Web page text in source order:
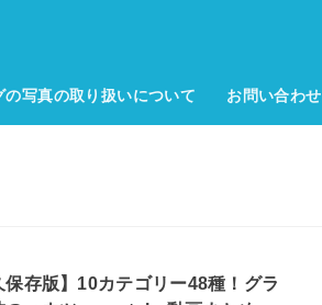
写真の取り扱いについて お問い合わせ
保存版】10カテゴリー48種！グラ